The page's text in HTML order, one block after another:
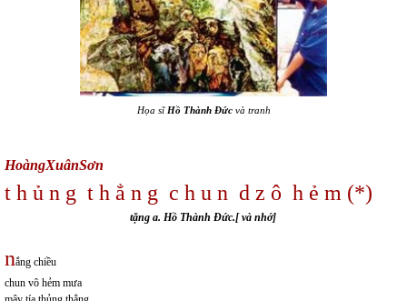
Họa sĩ Hồ Thành Đứcvà tranh
HoàngXuânSơn
t h ủ n g t h ẳ n g c h u n d z ô h ẻ m (*)
tặng a. Hồ Thành Đức.[ và nhớ]
nắng chiều
chun vô hẻm mưa